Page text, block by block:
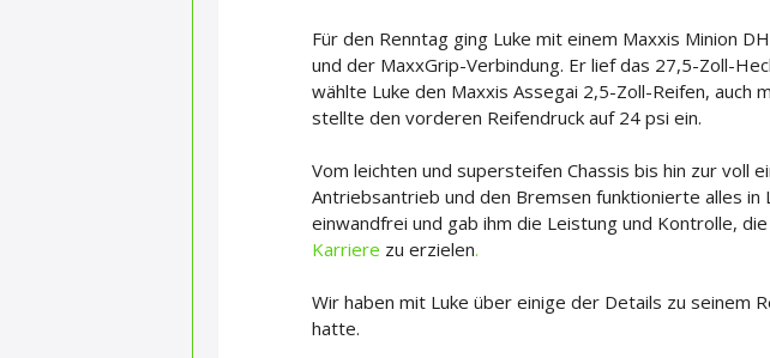
Für den Renntag ging Luke mit einem Maxxis Minion
und der MaxxGrip-Verbindung. Er lief das 27,5-Zoll-
wählte Luke den Maxxis Assegai 2,5-Zoll-Reifen, auch
stellte den vorderen Reifendruck auf 24 psi ein.
Vom leichten und supersteifen Chassis bis hin zur voll
Antriebsantrieb und den Bremsen funktionierte alles in
einwandfrei und gab ihm die Leistung und Kontrolle,
Karriere zu erzielen.
Wir haben mit Luke über einige der Details zu seinem
hatte.